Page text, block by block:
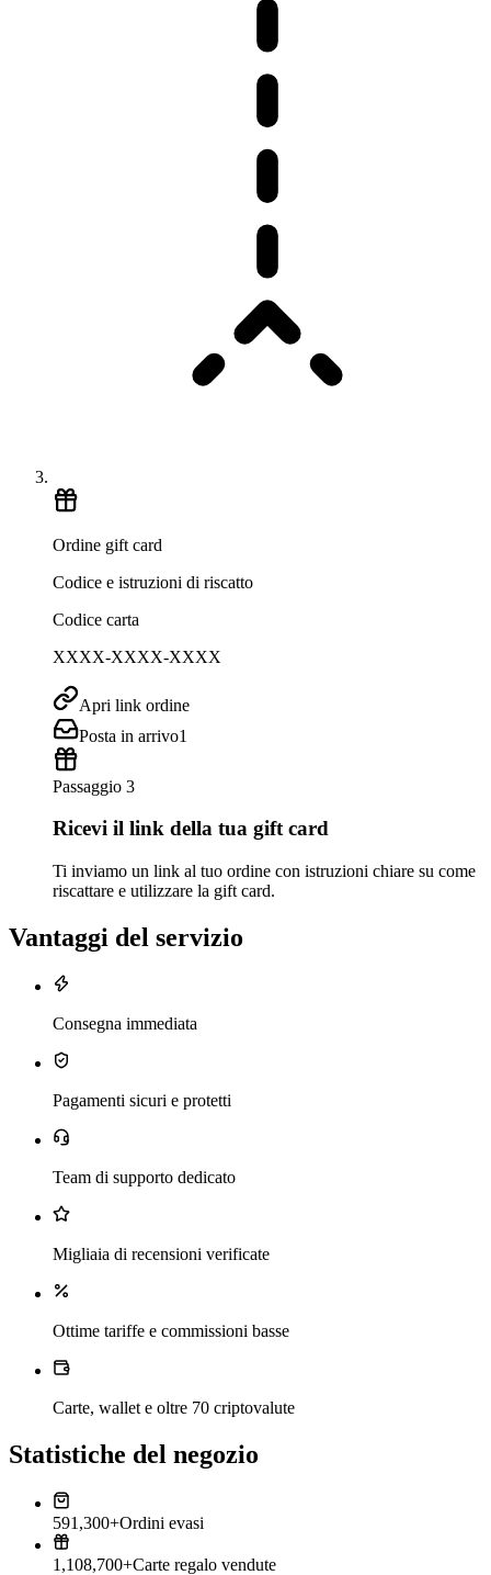
Ordine gift card
Codice e istruzioni di riscatto
Codice carta
XXXX-XXXX-XXXX
Apri link ordine
Posta in arrivo1
Passaggio 3
Ricevi il link della tua gift card
Ti inviamo un link al tuo ordine con istruzioni chiare su come
riscattare e utilizzare la gift card.
Vantaggi del servizio
Consegna immediata
Pagamenti sicuri e protetti
Team di supporto dedicato
Migliaia di recensioni verificate
Ottime tariffe e commissioni basse
Carte, wallet e oltre 70 criptovalute
Statistiche del negozio
591,300+Ordini evasi
1,108,700+Carte regalo vendute